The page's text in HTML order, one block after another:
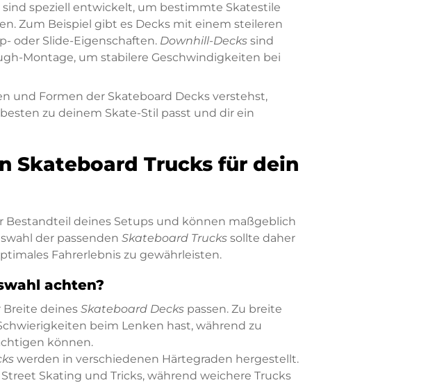
sind speziell entwickelt, um bestimmte Skatestile
Zum Beispiel gibt es Decks mit einem steileren
oder Slide-Eigenschaften. Downhill-Decks sind
Montage, um stabilere Geschwindigkeiten bei
und Formen der Skateboard Decks verstehst,
zu deinem Skate-Stil passt und dir ein
Skateboard Trucks für dein
Bestandteil deines Setups und können maßgeblich
der passenden Skateboard Trucks sollte daher
Fahrerlebnis zu gewährleisten.
achten?
Breite deines Skateboard Decks passen. Zu breite
beim Lenken hast, während zu
können.
werden in verschiedenen Härtegraden hergestellt.
Skating und Tricks, während weichere Trucks